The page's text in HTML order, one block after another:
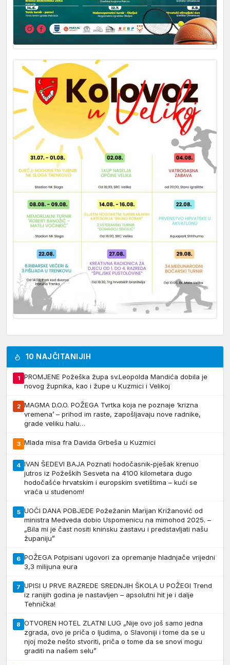
10 NAJČITANIJIH
1
PROMJENE Požeška župa sv.Leopolda Mandića dobila je
novog župnika, kao i župe u Kuzmici i Velikoj
2 MAGMA D.O.O. POŽEGA Tvrtka koja ne poznaje ‘krizna
vremena’ – prihod im raste, zapošljavaju nove radnike,
grade veliku halu…
3 Mlada misa fra Davida Grbeša u Kuzmici
4 IVAN ŠEDEVI BAJA Poznati hodočasnik-pješak krenuo
jutros iz Požeških Sesveta na 4100 kilometara dugo
hodočašće hrvatskim i europskim svetištima – kući se
vraća u studenom!
5 UOČI DANA POBJEDE Požežanin Marijan Križanović od
ministra Medveda dobio Uspomenicu na mimohod 2025. –
„Bila mi je čast nositi kninsku zastavu i predstavljati našu
županiju”
6 POŽEGA Potpisani ugovori za opremanje hladnjače vrijedni
3,3 milijuna eura
7 UPISI U PRVE RAZREDE SREDNJIH ŠKOLA U POŽEGI Trend
iz ranijih godina je nastavljen – apsolutni hit je i dalje
Tehnička!
8 OTVOREN HOTEL ZLATNI LUG „Nije ovo još samo jedna
zgrada, ovo je priča o ljudima, o Slavoniji i tome da se u
njoj može nešto stvoriti, priča o tome da se snovi mogu
graditi na našem selu”